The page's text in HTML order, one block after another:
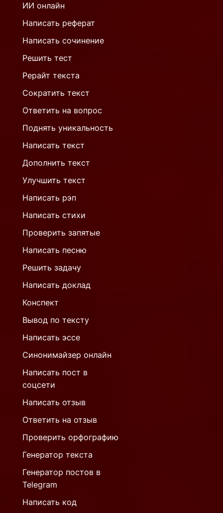
ИИ онлайн
Написать реферат
Написать сочинение
Решить тест
Рерайт текста
Сократить текст
Ответить на вопрос
Поднять уникальность
Написать текст
Дополнить текст
Улучшить текст
Написать рэп
Написать стихи
Проверить запятые
Написать песню
Решить задачу
Написать доклад
Конспект
Вывод по тексту
Написать эссе
Синонимайзер онлайн
Написать пост в
соцсети
Написать отзыв
Ответить на отзыв
Проверить орфографию
Генератор текста
Генератор постов в
Telegram
Написать код